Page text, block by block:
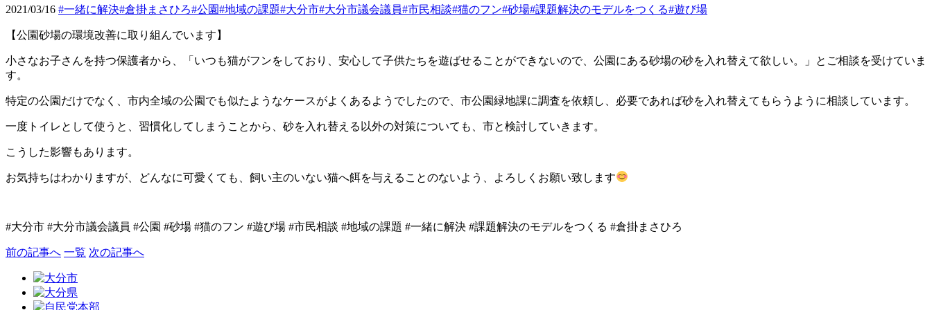
2021/03/16 #一緒に解決#倉掛まさひろ#公園#地域の課題#大分市#大分市議会議員#市民相談#猫のフン#砂場#課題解決のモデルをつくる#遊び場
【公園砂場の環境改善に取り組んでいます】
小さなお子さんを持つ保護者から、「いつも猫がフンをしており、安心して子供たちを遊ばせることができないので、公園にある砂場の砂を入れ替えて欲しい。」とご相談を受けていま
す。
特定の公園だけでなく、市内全域の公園でも似たようなケースがよくあるようでしたので、市公園緑地課に調査を依頼し、必要であれば砂を入れ替えてもらうように相談しています。
一度トイレとして使うと、習慣化してしまうことから、砂を入れ替える以外の対策についても、市と検討していきます。
こうした影響もあります。
お気持ちはわかりますが、どんなに可愛くても、飼い主のいない猫へ餌を与えることのないよう、よろしくお願い致します
#大分市 #大分市議会議員 #公園 #砂場 #猫のフン #遊び場 #市民相談 #地域の課題 #一緒に解決 #課題解決のモデルをつくる #倉掛まさひろ
前の記事へ 一覧 次の記事へ